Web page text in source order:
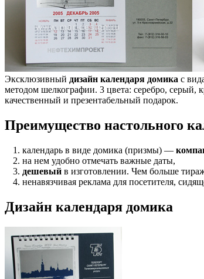
Эксклюзивный дизайн календаря домика с
методом шелкографии. 3 цвета: серебро, серый,
качественный и презентабельный подарок.
Преимущество настольного
календарь в виде домика (призмы) —
на нем удобно отмечать важные даты,
дешевый в изготовлении. Чем больше
ненавязчивая реклама для посетителя,
Дизайн календаря домика